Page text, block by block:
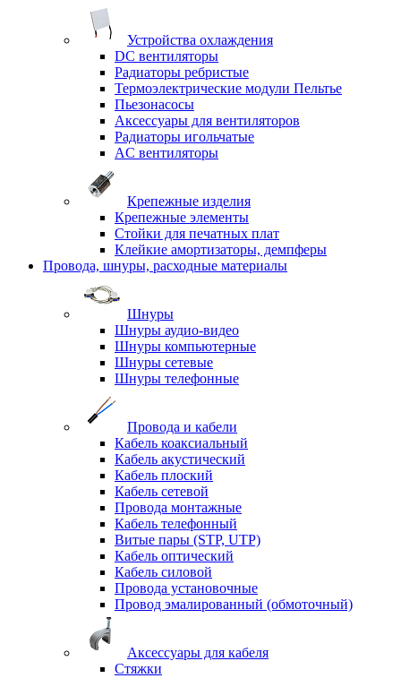
Устройства охлаждения
DC вентиляторы
Радиаторы ребристые
Термоэлектрические модули Пельтье
Пьезонасосы
Аксессуары для вентиляторов
Радиаторы игольчатые
AC вентиляторы
Крепежные изделия
Крепежные элементы
Стойки для печатных плат
Клейкие амортизаторы, демпферы
Провода, шнуры, расходные материалы
Шнуры
Шнуры аудио-видео
Шнуры компьютерные
Шнуры сетевые
Шнуры телефонные
Провода и кабели
Кабель коаксиальный
Кабель акустический
Кабель плоский
Кабель сетевой
Провода монтажные
Кабель телефонный
Витые пары (STP, UTP)
Кабель оптический
Кабель силовой
Провода установочные
Провод эмалированный (обмоточный)
Аксессуары для кабеля
Стяжки